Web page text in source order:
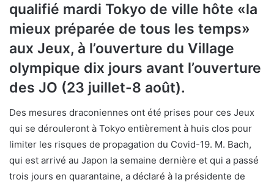
qualifié mardi Tokyo de ville hôte «la
mieux préparée de tous les temps»
aux Jeux, à l’ouverture du Village
olympique dix jours avant l’ouverture
des JO (23 juillet-8 août).
Des mesures draconiennes ont été prises pour ces Jeux
qui se dérouleront à Tokyo entièrement à huis clos pour
limiter les risques de propagation du Covid-19. M. Bach,
qui est arrivé au Japon la semaine dernière et qui a passé
trois jours en quarantaine, a déclaré à la présidente de